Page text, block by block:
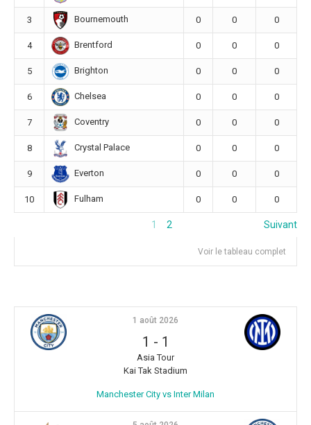
3 Bournemouth 0 0 0
4 Brentford 0 0 0
5 Brighton 0 0 0
6 Chelsea 0 0 0
7 Coventry 0 0 0
8 Crystal Palace 0 0 0
9 Everton 0 0 0
10 Fulham 0 0 0
1 2 Suivant
Voir le tableau complet
1 août 2026
1 - 1
Asia Tour
Kai Tak Stadium
Manchester City vs Inter Milan